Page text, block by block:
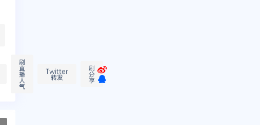
刷
直
播
人
气
Twitter
转发
刷
分
享